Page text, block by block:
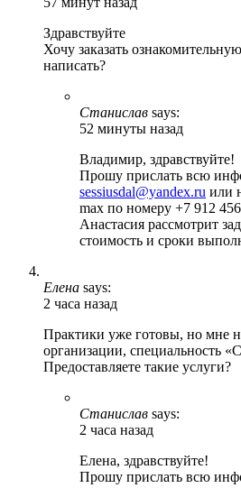
Здравствуйте
Хочу заказать
написать?
Станислав says:
52 минуты назад
Владимир, здравствуйте!
Прошу прислать всю
sessiusdal@yandex.ru или
max по номеру +7 912
Анастасия рассмотрит
стоимость и сроки
Елена says:
2 часа назад
Практики уже готовы, но мне
организации, специальность
Предоставляете такие услуги?
Станислав says:
2 часа назад
Елена, здравствуйте!
Прошу прислать всю